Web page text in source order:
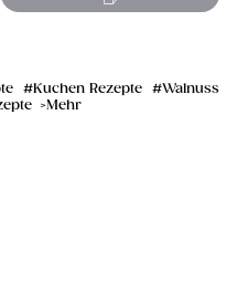
Kuchen Rezepte
Walnuss
Mehr